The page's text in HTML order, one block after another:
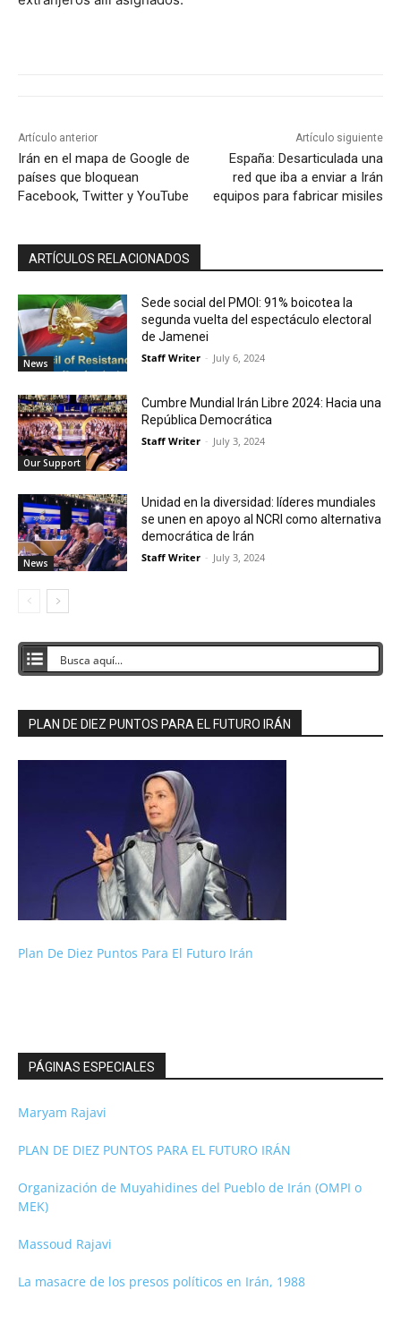
Artículo anterior
Irán en el mapa de Google de
países que bloquean
Facebook, Twitter y YouTube
Artículo siguiente
España: Desarticulada una
red que iba a enviar a Irán
equipos para fabricar misiles
ARTÍCULOS RELACIONADOS
News
Sede social del PMOI: 91% boicotea la
segunda vuelta del espectáculo electoral
de Jamenei
Staff Writer - July 6, 2024
Our Support
Cumbre Mundial Irán Libre 2024: Hacia una
República Democrática
Staff Writer - July 3, 2024
News
Unidad en la diversidad: líderes mundiales
se unen en apoyo al NCRI como alternativa
democrática de Irán
Staff Writer - July 3, 2024
PLAN DE DIEZ PUNTOS PARA EL FUTURO IRÁN
Plan De Diez Puntos Para El Futuro Irán
PÁGINAS ESPECIALES
Maryam Rajavi
PLAN DE DIEZ PUNTOS PARA EL FUTURO IRÁN
Organización de Muyahidines del Pueblo de Irán (OMPI o
MEK)
Massoud Rajavi
La masacre de los presos políticos en Irán, 1988